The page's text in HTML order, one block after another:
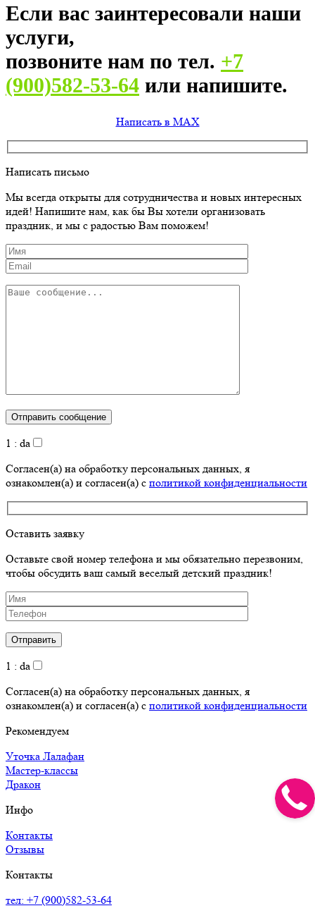
Если вас заинтересовали наши
услуги,
позвоните нам по тел. +7
(900)582-53-64 или напишите.
Написать в MAX
Написать письмо
Мы всегда открыты для сотрудничества и новых интересных
идей! Напишите нам, как бы Вы хотели организовать
праздник, и мы с радостью Вам поможем!
1 : da
Согласен(а) на обработку персональных данных, я
ознакомлен(а) и согласен(а) с политикой конфиденциальности
Оставить заявку
Оставьте свой номер телефона и мы обязательно перезвоним,
чтобы обсудить ваш самый веселый детский праздник!
1 : da
Согласен(а) на обработку персональных данных, я
ознакомлен(а) и согласен(а) с политикой конфиденциальности
Рекомендуем
Уточка Лалафан
Мастер-классы
Дракон
Инфо
Контакты
Отзывы
Контакты
тел: +7 (900)582-53-64